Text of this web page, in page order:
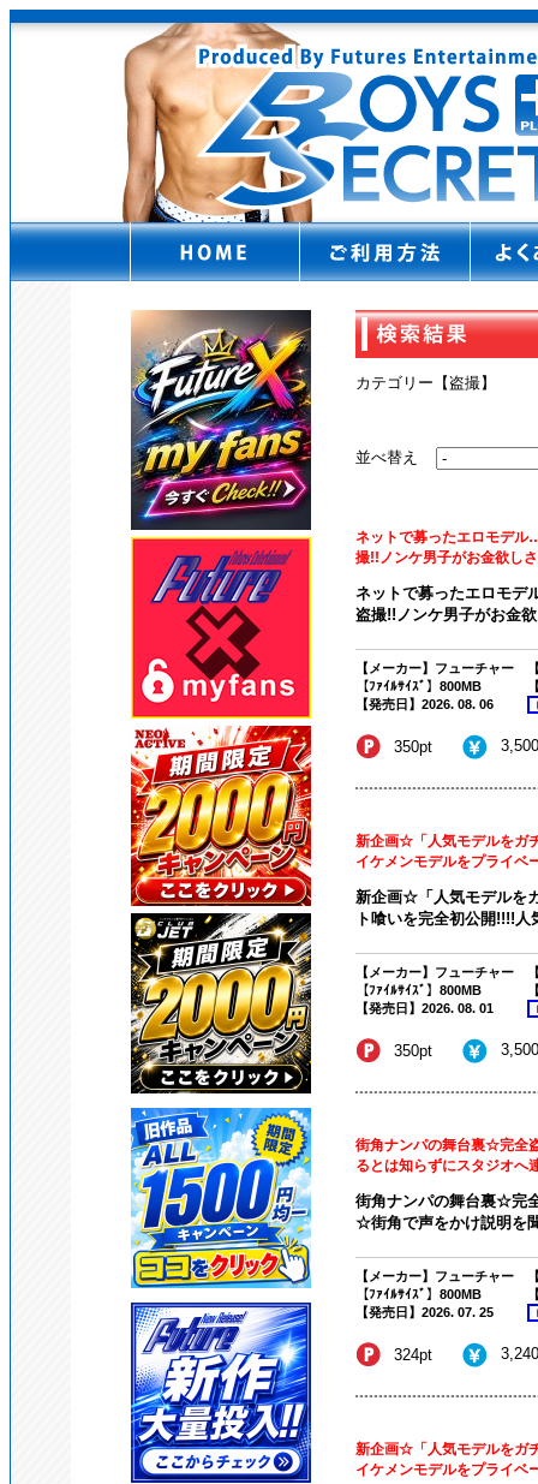
カテゴリー【盗撮】
並べ替え
ネットで募ったエロモデ
撮!!ノンケ男子がお金欲し
ネットで募ったエロモデ
盗撮!!ノンケ男子がお金
【メーカー】フューチャー
【ﾌｧｲﾙｻｲｽﾞ】800MB
【発売日】2026. 08. 06
350pt
新企画☆「人気モデルをガ
イケメンモデルをプライベ
新企画☆「人気モデルを
ト喰いを完全初公開!!!!
【メーカー】フューチャー
【ﾌｧｲﾙｻｲｽﾞ】800MB
【発売日】2026. 08. 01
350pt
街角ナンパの舞台裏☆完全
るとは知らずにスタジオへ
街角ナンパの舞台裏☆完
☆街角で声をかけ説明を
【メーカー】フューチャー
【ﾌｧｲﾙｻｲｽﾞ】800MB
【発売日】2026. 07. 25
324pt
新企画☆「人気モデルをガ
イケメンモデルをプライベ